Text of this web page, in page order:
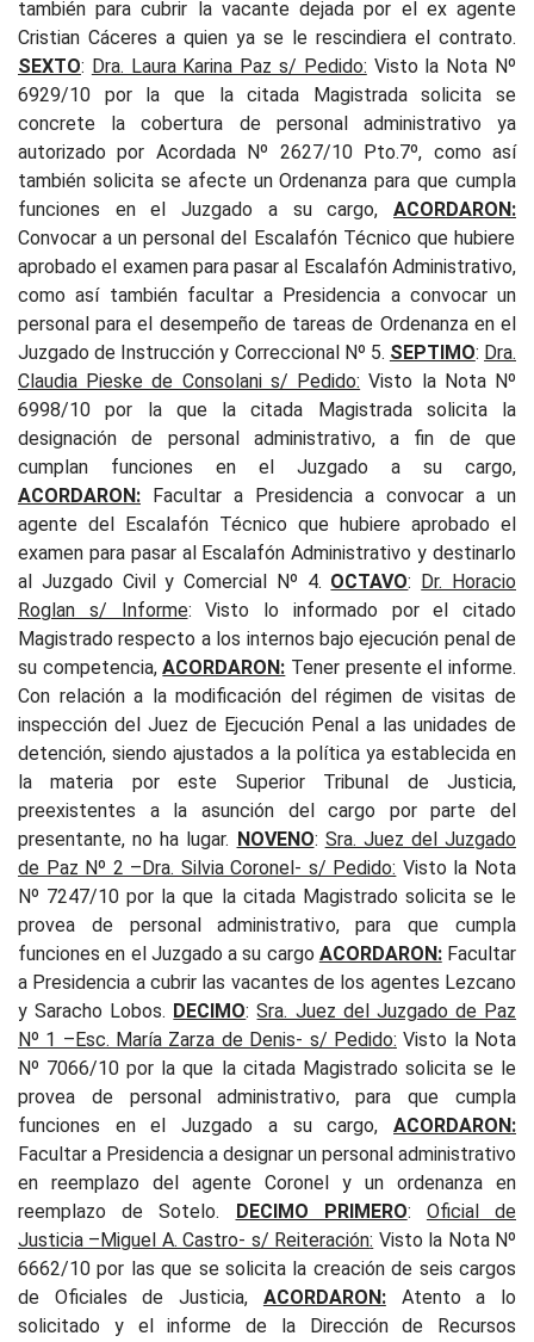
también para cubrir la vacante dejada por el ex agente
Cristian Cáceres a quien ya se le rescindiera el contrato.
SEXTO: Dra. Laura Karina Paz s/ Pedido: Visto la Nota Nº
6929/10 por la que la citada Magistrada solicita se
concrete la cobertura de personal administrativo ya
autorizado por Acordada Nº 2627/10 Pto.7º, como así
también solicita se afecte un Ordenanza para que cumpla
funciones en el Juzgado a su cargo, ACORDARON:
Convocar a un personal del Escalafón Técnico que hubiere
aprobado el examen para pasar al Escalafón Administrativo,
como así también facultar a Presidencia a convocar un
personal para el desempeño de tareas de Ordenanza en el
Juzgado de Instrucción y Correccional Nº 5. SEPTIMO: Dra.
Claudia Pieske de Consolani s/ Pedido: Visto la Nota Nº
6998/10 por la que la citada Magistrada solicita la
designación de personal administrativo, a fin de que
cumplan funciones en el Juzgado a su cargo,
ACORDARON: Facultar a Presidencia a convocar a un
agente del Escalafón Técnico que hubiere aprobado el
examen para pasar al Escalafón Administrativo y destinarlo
al Juzgado Civil y Comercial Nº 4. OCTAVO: Dr. Horacio
Roglan s/ Informe: Visto lo informado por el citado
Magistrado respecto a los internos bajo ejecución penal de
su competencia,ACORDARON: Tener presente el informe.
Con relación a la modificación del régimen de visitas de
inspección del Juez de Ejecución Penal a las unidades de
detención, siendo ajustados a la política ya establecida en
la materia por este Superior Tribunal de Justicia,
preexistentes a la asunción del cargo por parte del
presentante, no ha lugar. NOVENO: Sra. Juez del Juzgado
de Paz Nº 2 –Dra. Silvia Coronel- s/ Pedido: Visto la Nota
Nº 7247/10 por la que la citada Magistrado solicita se le
provea de personal administrativo, para que cumpla
funciones en el Juzgado a su cargo ACORDARON:Facultar
a Presidencia a cubrir las vacantes de los agentes Lezcano
y Saracho Lobos. DECIMO:Sra. Juez del Juzgado de Paz
Nº 1 –Esc. María Zarza de Denis- s/ Pedido: Visto la Nota
Nº 7066/10 por la que la citada Magistrado solicita se le
provea de personal administrativo, para que cumpla
funciones en el Juzgado a su cargo, ACORDARON:
Facultar a Presidencia a designar un personal administrativo
en reemplazo del agente Coronel y un ordenanza en
reemplazo de Sotelo. DECIMO PRIMERO: Oficial de
Justicia –Miguel A. Castro- s/ Reiteración: Visto la Nota Nº
6662/10 por las que se solicita la creación de seis cargos
de Oficiales de Justicia, ACORDARON:Atento a lo
solicitado y el informe de la Dirección de Recursos